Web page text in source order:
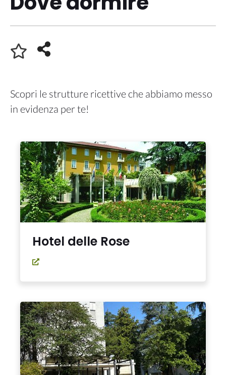
Scopri le strutture ricettive che abbiamo messo
in evidenza per te!
Hotel delle Rose